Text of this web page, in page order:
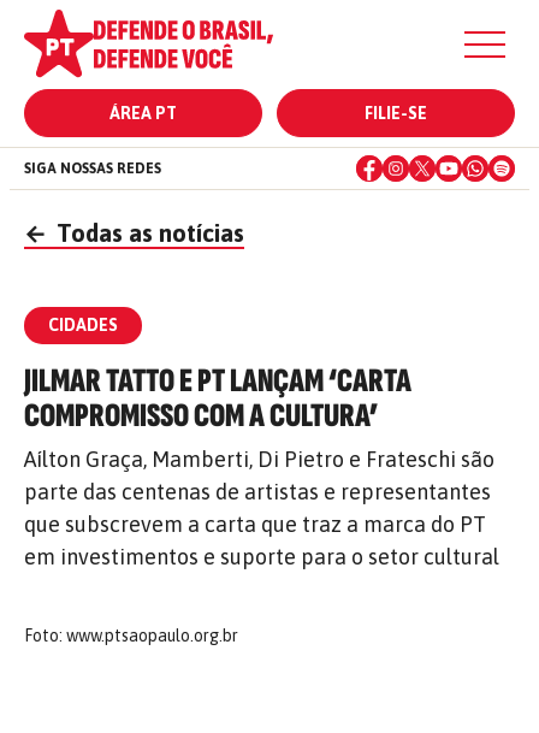
ÁREA PT FILIE-SE
SIGA NOSSAS REDES
← Todas as notícias
CIDADES
JILMAR TATTO E PT LANÇAM ‘CARTA
COMPROMISSO COM A CULTURA’
Aílton Graça, Mamberti, Di Pietro e Frateschi são
parte das centenas de artistas e representantes
que subscrevem a carta que traz a marca do PT
em investimentos e suporte para o setor cultural
Foto: www.ptsaopaulo.org.br